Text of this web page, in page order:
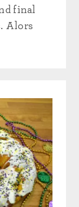
final
Alors